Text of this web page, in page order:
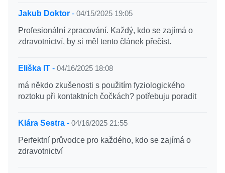
Jakub Doktor - 04/15/2025 19:05
Profesionální zpracování. Každý, kdo se zajímá o
zdravotnictví, by si měl tento článek přečíst.
Eliška IT - 04/16/2025 18:08
má někdo zkušenosti s použitím fyziologického
roztoku při kontaktních čočkách? potřebuju poradit
Klára Sestra - 04/16/2025 21:55
Perfektní průvodce pro každého, kdo se zajímá o
zdravotnictví